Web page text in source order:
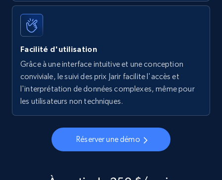
Facilité d'utilisation
Grâce à une interface intuitive et une conception
conviviale, le suivi des prix Jarir facilite l'accès et
l'interprétation de données complexes, même pour
les utilisateurs non techniques.
Réserver une démo